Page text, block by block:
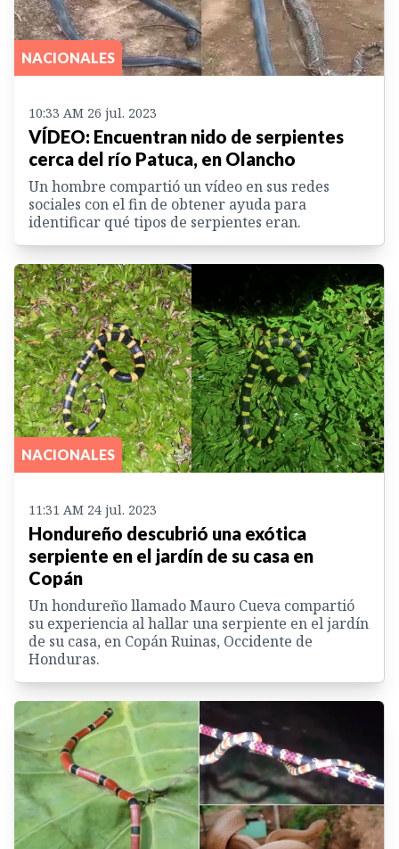
NACIONALES
10:33 AM 26 jul. 2023
VÍDEO: Encuentran nido de serpientes
cerca del río Patuca, en Olancho
Un hombre compartió un vídeo en sus redes
sociales con el fin de obtener ayuda para
identificar qué tipos de serpientes eran.
NACIONALES
11:31 AM 24 jul. 2023
Hondureño descubrió una exótica
serpiente en el jardín de su casa en
Copán
Un hondureño llamado Mauro Cueva compartió
su experiencia al hallar una serpiente en el jardín
de su casa, en Copán Ruinas, Occidente de
Honduras.